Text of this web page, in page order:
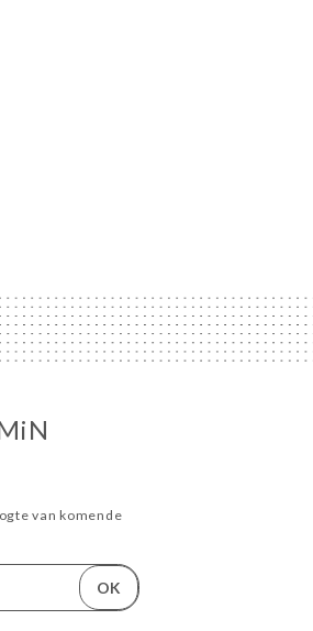
van komende
OK